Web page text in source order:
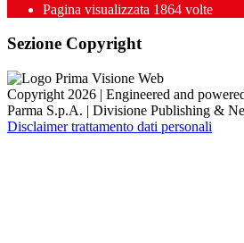
Pagina visualizzata 1864 volte
Sezione Copyright
Copyright 2026 | Engineered and
Parma S.p.A. | Divisione Publishing &
Disclaimer trattamento dati personali